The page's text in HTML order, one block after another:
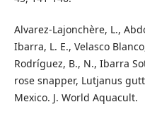
Alvarez-Lajonchère, L.,
Ibarra, L. E., Velasco
Rodríguez, B., N., Ibarra
rose snapper, Lutjanus
Mexico. J. World Aquacult.